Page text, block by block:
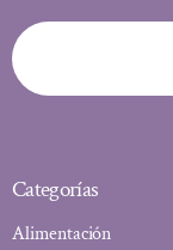
Categorías
Alimentación